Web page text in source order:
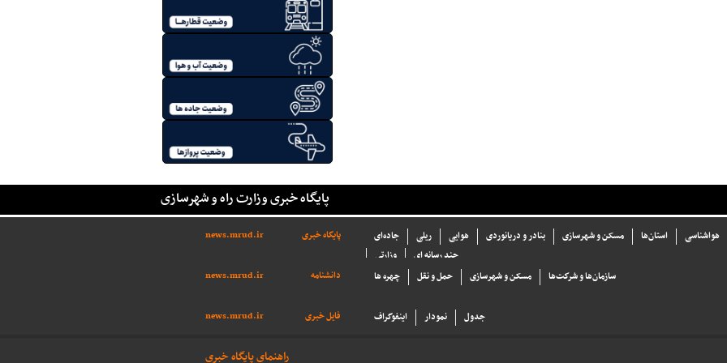
پایگاه خبری وزارت راه و شهرسازی
پایگاه خبری news.mrud.ir جاده‌ای ریلی هوایی بنادر و دریانوردی مسکن و شهرسازی استان‌ها
هواشناسی
وزارتی
چند رسانه ای
دانشنامه
news.mrud.ir چهره ها حمل و نقل مسکن و شهرسازی سازما‌ن‌ها و شركت‌ها
فایل خبری news.mrud.ir اینفوگراف نمودار جدول
راهنمای پایگاه خبری